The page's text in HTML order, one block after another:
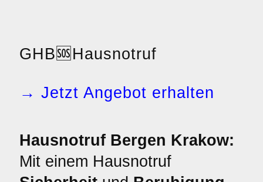
GHB🆘 Hausnotruf
→ Jetzt Angebot erhalten
Hausnotruf Bergen Krakow:
Mit einem Hausnotruf